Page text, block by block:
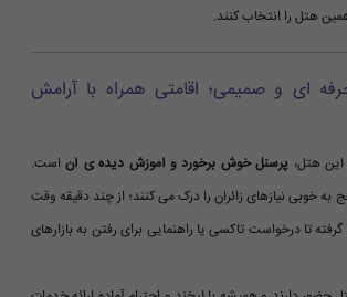
هتل را انتخاب کنند.
ای و صمیمی؛ اقامتی همراه با آرامش
هتل، پرسنل خوش برخورد و آموزش دیده ی آناست.
به خوبی نیازهای زائران را درک می کنند؛ از چند دقیقه وقت
تا درخواست تاکسی یا راهنمایی برای رفتن به بازارهای